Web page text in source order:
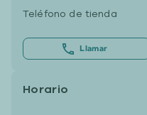
Teléfono de tienda
Llamar
Horario